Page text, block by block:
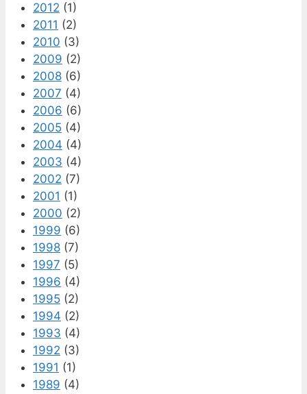
2012 (1)
2011 (2)
2010 (3)
2009 (2)
2008 (6)
2007 (4)
2006 (6)
2005 (4)
2004 (4)
2003 (4)
2002 (7)
2001 (1)
2000 (2)
1999 (6)
1998 (7)
1997 (5)
1996 (4)
1995 (2)
1994 (2)
1993 (4)
1992 (3)
1991 (1)
1989 (4)